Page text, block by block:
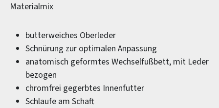
Materialmix
butterweiches Oberleder
Schnürung zur optimalen Anpassung
anatomisch geformtes Wechselfußbett, mit Leder
bezogen
chromfrei gegerbtes Innenfutter
Schlaufe am Schaft